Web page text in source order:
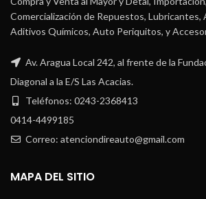
Comercialización de Repuestos, Lubricantes,
Aditivos Químicos, Auto Periquitos, y
Av. Aragua Local 242, al frente de la
Diagonal a la E/S Las Acacias.
Teléfonos: 0243-2368413
0414-4499185
Correo: atenciondireauto@gmail.com
MAPA DEL SITIO